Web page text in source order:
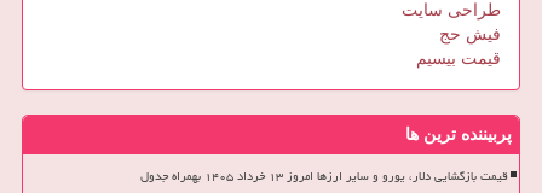
طراحی سایت
فیش حج
قیمت بیسیم
پربیننده ترین ها
قیمت بازگشایی دلار، یورو و سایر ارزها امروز ۱۳ خرداد ۱۴۰۵ بهمراه جدول